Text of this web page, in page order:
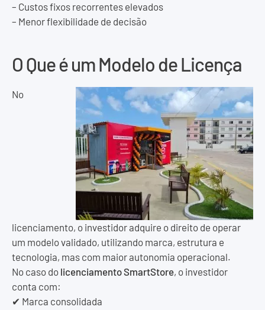
– Custos fixos recorrentes elevados
– Menor flexibilidade de decisão
O Que é um Modelo de Licença
No
licenciamento, o investidor adquire o direito de operar
um modelo validado, utilizando marca, estrutura e
tecnologia, mas com maior autonomia operacional.
No caso do licenciamento SmartStore, o investidor
conta com:
✔ Marca consolidada